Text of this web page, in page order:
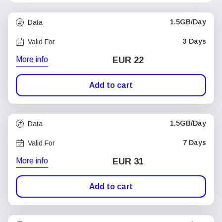
Data 1.5GB/Day
Valid For 3 Days
More info EUR 22
Add to cart
Data 1.5GB/Day
Valid For 7 Days
More info EUR 31
Add to cart